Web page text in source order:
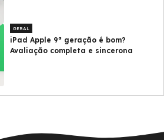
GERAL
iPad Apple 9ª geração é bom?
Avaliação completa e sincerona